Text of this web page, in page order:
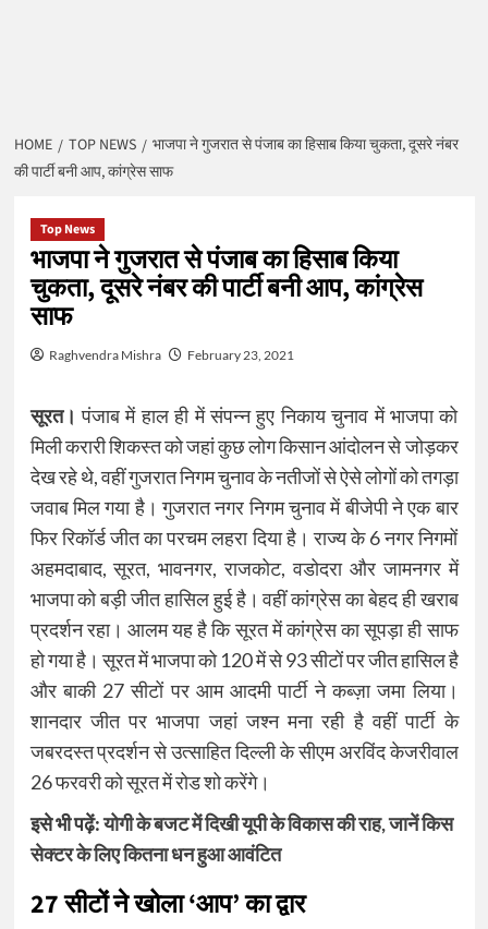
HOME TOP NEWS
भाजपा ने गुजरात से पंजाब का हिसाब किया चुकता, दूसरे नंबर
की पार्टी बनी आप, कांग्रेस साफ
Top News
भाजपा ने गुजरात से पंजाब का हिसाब किया
चुकता, दूसरे नंबर की पार्टी बनी आप, कांग्रेस
साफ
Raghvendra Mishra February 23, 2021
सूरत। पंजाब में हाल ही में संपन्न हुए निकाय चुनाव में भाजपा को
मिली करारी शिकस्त को जहां कुछ लोग किसान आंदोलन से जोड़कर
देख रहे थे, वहीं गुजरात निगम चुनाव के नतीजों से ऐसे लोगों को तगड़ा
जवाब मिल गया है। गुजरात नगर निगम चुनाव में बीजेपी ने एक बार
फिर रिकॉर्ड जीत का परचम लहरा दिया है। राज्य के 6 नगर निगमों
अहमदाबाद, सूरत, भावनगर, राजकोट, वडोदरा और जामनगर में
भाजपा को बड़ी जीत हासिल हुई है। वहीं कांग्रेस का बेहद ही खराब
प्रदर्शन रहा। आलम यह है कि सूरत में कांग्रेस का सूपड़ा ही साफ
हो गया है। सूरत में भाजपा को 120 में से 93 सीटों पर जीत हासिल है
और बाकी 27 सीटों पर आम आदमी पार्टी ने कब्ज़ा जमा लिया।
शानदार जीत पर भाजपा जहां जश्न मना रही है वहीं पार्टी के
जबरदस्त प्रदर्शन से उत्साहित दिल्ली के सीएम अरविंद केजरीवाल
26 फरवरी को सूरत में रोड शो करेंगे।
इसे भी पढ़ें:योगी के बजट में दिखी यूपी के विकास की राह, जानें किस
सेक्टर के लिए कितना धन हुआ आवंटित
27 सीटों ने खोला ‘आप’ का द्वार